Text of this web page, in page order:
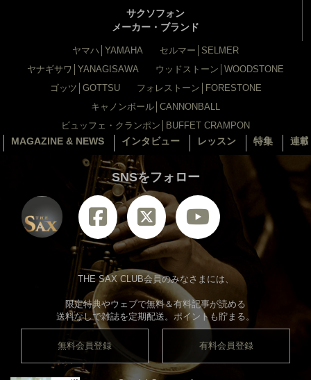
サクソフォン
メーカー・ブランド
ヤマハ│YAMAHA
セルマー│SELMER
ヤナギサワ│YANAGISAWA
ウッドストーン│WOODSTONE
ゴッツ│GOTTSU
フォレストーン│FORESTONE
キャノンボール│CANNONBALL
ビュッフェ・クランポン│BUFFET CRAMPON
MAGAZINE & NEWS インタビュー レッスン 特集 連
SNSをフォロー
THE SAX CLUB会員のみなさまには、
限定特典やウェブで無料＆有料記事が読める
送料なしで雑誌を定期配送。ポイントも貯まる。
無料会員登録 有料会員登録